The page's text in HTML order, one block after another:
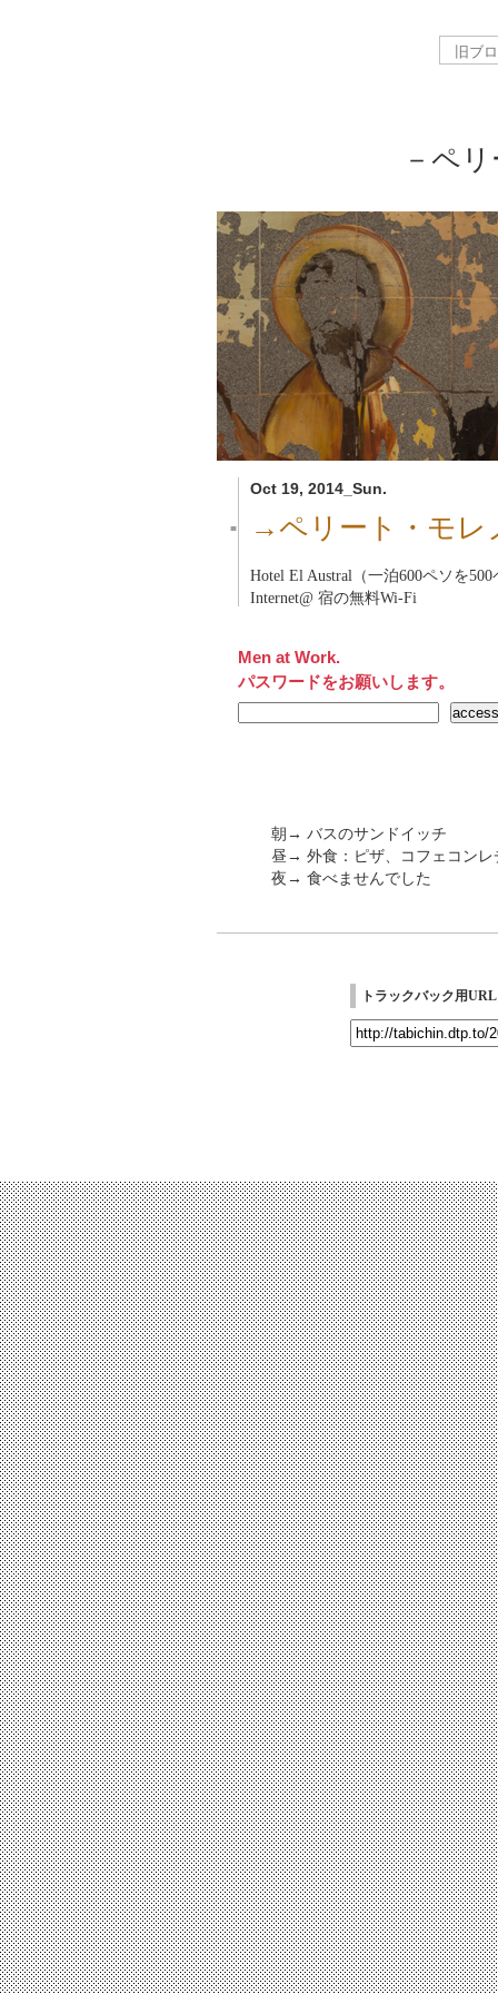
－ペ
Oct 19, 2014_Sun.
■ →ペリート・モレ
Hotel El Austral（一泊600ペソを
Internet@ 宿の無料Wi-Fi
Men at Work.
パスワードをお願いします。
朝→ バスのサンドイッチ
昼→ 外食：ピザ、コフェコンレ
夜→ 食べませんでした
トラックバック用URL